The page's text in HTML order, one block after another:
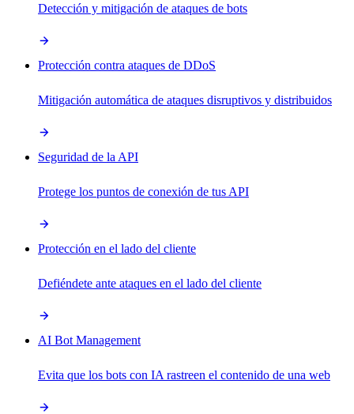
Detección y mitigación de ataques de bots
Protección contra ataques de DDoS
Mitigación automática de ataques disruptivos y distribuidos
Seguridad de la API
Protege los puntos de conexión de tus API
Protección en el lado del cliente
Defiéndete ante ataques en el lado del cliente
AI Bot Management
Evita que los bots con IA rastreen el contenido de una web